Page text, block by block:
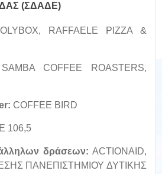
(ΣΔΑΔΕ)
RAFFAELE PIZZA &
SAMBA COFFEE ROASTERS,
COFFEE BIRD
106,5
δράσεων:ACTIONAID,
ΠΑΝΕΠΙΣΤΗΜΙΟΥ ΔΥΤΙΚΗΣ